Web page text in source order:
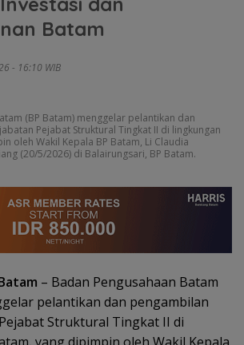
Batam
- 16:10 WIB
(BP Batam) menggelar pelantikan dan
Pejabat Struktural Tingkat II di lingkungan
oleh Wakil Kepala BP Batam, Li Claudia
(20/5/2026) di Balairungsari, BP Batam.
– Badan Pengusahaan Batam
pelantikan dan pengambilan
Struktural Tingkat II di